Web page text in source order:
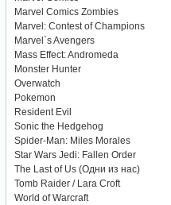
Marvel Comics Zombies
Marvel: Contest of Champions
Marvel`s Avengers
Mass Effect: Andromeda
Monster Hunter
Overwatch
Pokemon
Resident Evil
Sonic the Hedgehog
Spider-Man: Miles Morales
Star Wars Jedi: Fallen Order
The Last of Us (Одни из нас)
Tomb Raider / Lara Croft
World of Warcraft